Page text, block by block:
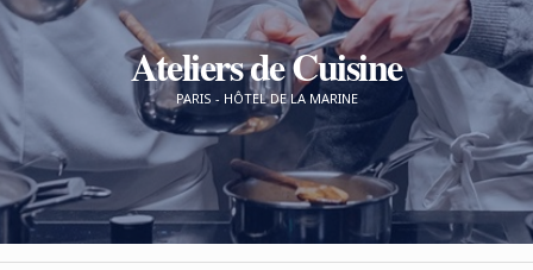
Ateliers de Cuisine
PARIS - HÔTEL DE LA MARINE